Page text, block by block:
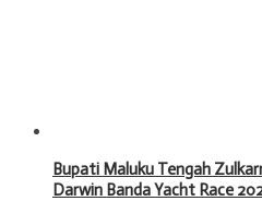
Bupati Maluku Tengah
Darwin Banda Yacht Race